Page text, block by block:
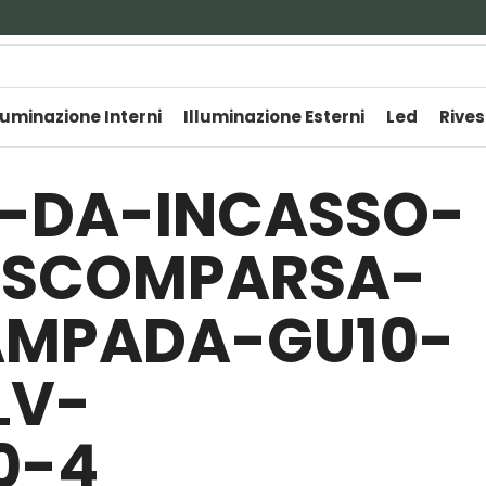
Interni Illuminazione Esterni Led
DA-INCASSO-
GU10-
4